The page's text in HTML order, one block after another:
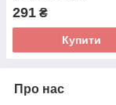
291 ₴
Купити
Про нас